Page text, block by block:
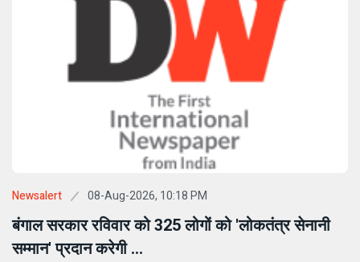
Newsalert 08-Aug-2026, 10:18 PM
बंगाल सरकार रविवार को 325 लोगों को 'लोकतंत्र सेनानी
सम्मान' प्रदान करेगी ...